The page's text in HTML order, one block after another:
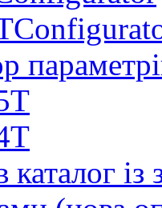
каталог